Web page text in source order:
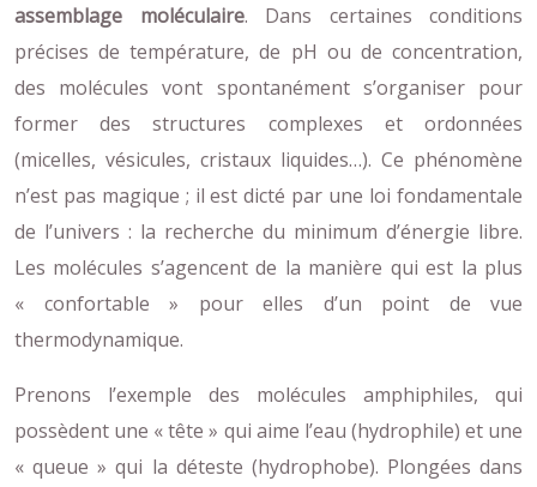
assemblage moléculaire. Dans certaines conditions
précises de température, de pH ou de concentration,
des molécules vont spontanément s’organiser pour
former des structures complexes et ordonnées
(micelles, vésicules, cristaux liquides…). Ce phénomène
n’est pas magique ; il est dicté par une loi fondamentale
de l’univers : la recherche du minimum d’énergie libre.
Les molécules s’agencent de la manière qui est la plus
« confortable » pour elles d’un point de vue
thermodynamique.
Prenons l’exemple des molécules amphiphiles, qui
possèdent une « tête » qui aime l’eau (hydrophile) et une
« queue » qui la déteste (hydrophobe). Plongées dans